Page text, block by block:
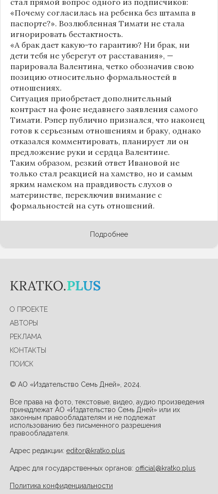
«Почему согласилась на ребенка без штампа в
паспорте?». Возлюбленная Тимати не стала
игнорировать бестактность.
«А брак дает какую-то гарантию? Ни брак, ни
дети тебя не уберегут от расставания», —
парировала Валентина, четко обозначив свою
позицию относительно формальностей в
отношениях.
Ситуация приобретает дополнительный
контраст на фоне недавнего заявления самого
Тимати. Рэпер публично признался, что наконец
готов к серьезным отношениям и браку, однако
отказался комментировать, планирует ли он
предложение руки и сердца Валентине.
Таким образом, резкий ответ Ивановой не
только стал реакцией на хамство, но и самым
ярким намеком на правдивость слухов о
материнстве, переключив внимание с
формальностей на суть отношений.
Подробнее
О ПРОЕКТЕ
АВТОРЫ
РЕКЛАМА
КОНТАКТЫ
ПОИСК
© АО «Издательство Семь Дней», 2024.
Все права на фото, текстовые, видео, аудио произведения
принадлежат АО «Издательство Семь Дней» или их
законным правообладателям и не подлежат
использованию без письменного разрешения
правообладателя.
Адрес редакции: editor@kratko.plus
Адрес для государственных органов: official@kratko.plus
Политика конфиденциальности